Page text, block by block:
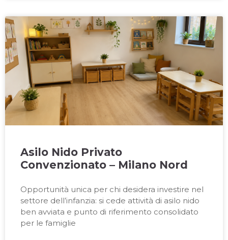
Asilo Nido Privato
Convenzionato – Milano Nord
Opportunità unica per chi desidera investire nel
settore dell’infanzia: si cede attività di asilo nido
ben avviata e punto di riferimento consolidato
per le famiglie